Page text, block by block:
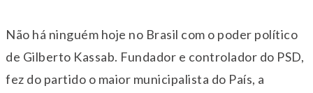
Não há ninguém hoje no Brasil com o poder político
de Gilberto Kassab. Fundador e controlador do PSD,
fez do partido o maior municipalista do País, a